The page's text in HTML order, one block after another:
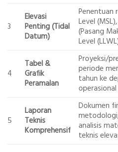
3
Elevasi
Penting (Tidal
Datum)
Penentuan
Level
(Pasang
Level
4
Tabel &
Grafik
Peramalan
Proyeksi/
periode
tahun ke
5
Laporan
Teknis
Komprehensif
Dokumen
analisis
teknis